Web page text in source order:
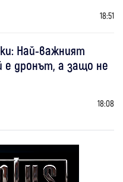
18:51
Най-важният
е дронът, а защо не
18:08